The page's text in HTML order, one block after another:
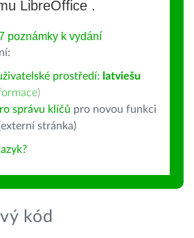
LibreOffice .
poznámky k vydání
prostředí: latviešu
)
správu klíčů pro novou funkci
stránka)
kód